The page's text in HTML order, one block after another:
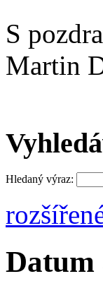
S
Martin
Hledaný výraz:
Datum